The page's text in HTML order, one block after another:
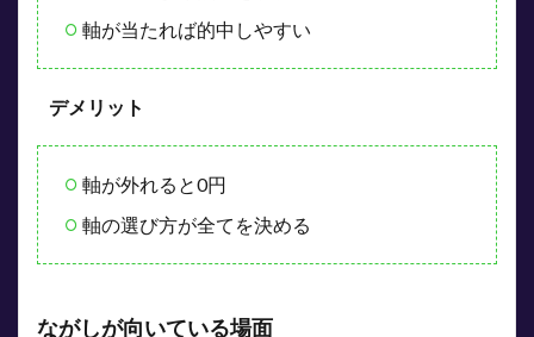
軸が当たれば的中しやすい
デメリット
軸が外れると0円
軸の選び方が全てを決める
ながしが向いている場面